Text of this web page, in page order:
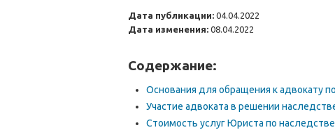
Дата публикации: 04.04.2022
Дата изменения: 08.04.2022
Содержание:
Основания для обращения к адвокату
Участие адвоката в решении
Стоимость услуг Юриста по